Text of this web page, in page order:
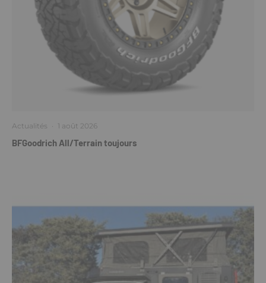
Actualités · 1 août 2026
BFGoodrich All/Terrain toujours